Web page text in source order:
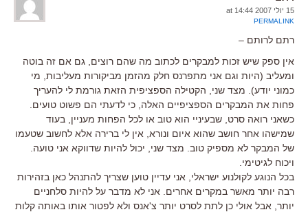
15 יולי 2007 at 14:44
PERMALINK
רתם לרותם –
אין ספק שיש זכות למבקרים לכתוב מה שהם רוצים, גם אם זה בוטה
ומעליב (היות וגם אני מתפרנס חלק מהזמן מביקורות מעליבות, מי
כמוני יודע). מצד שני, הקטילה הספציפית הזאת גורמת לי להעריך
פחות את המבקרים הספציפיים האלה, כי לדעתי הם פשוט טועים.
כשאני רואה סרט, שבעיניי הוא טוב או לכל הפחות מעניין, בעוד
שמישהו אחר חושב שהוא איום ונורא, אין לי ברירה אלא לחשוב שטעמו
של המבקר לא מספיק טוב. מצד שני, יכול להיות שדווקא אני טועה.
ויכוח לגיטימי.
בכל הנוגע לקולנוע ישראלי, אני עדיין טוען שצריך להתנהל כאן בזהירות
רבה יותר מאשר במקרים אחרים. אני לא מדבר על להיות סלחניים
יותר, אבל אולי כן לתת לסרט יותר צ'אנס ולא לפטור אותו באותה קלות